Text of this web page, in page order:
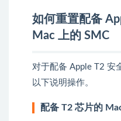
如何重置配备
Mac 上的 SMC
对于配备 Apple T2 安
以下说明操作。
配备 T2 芯片的